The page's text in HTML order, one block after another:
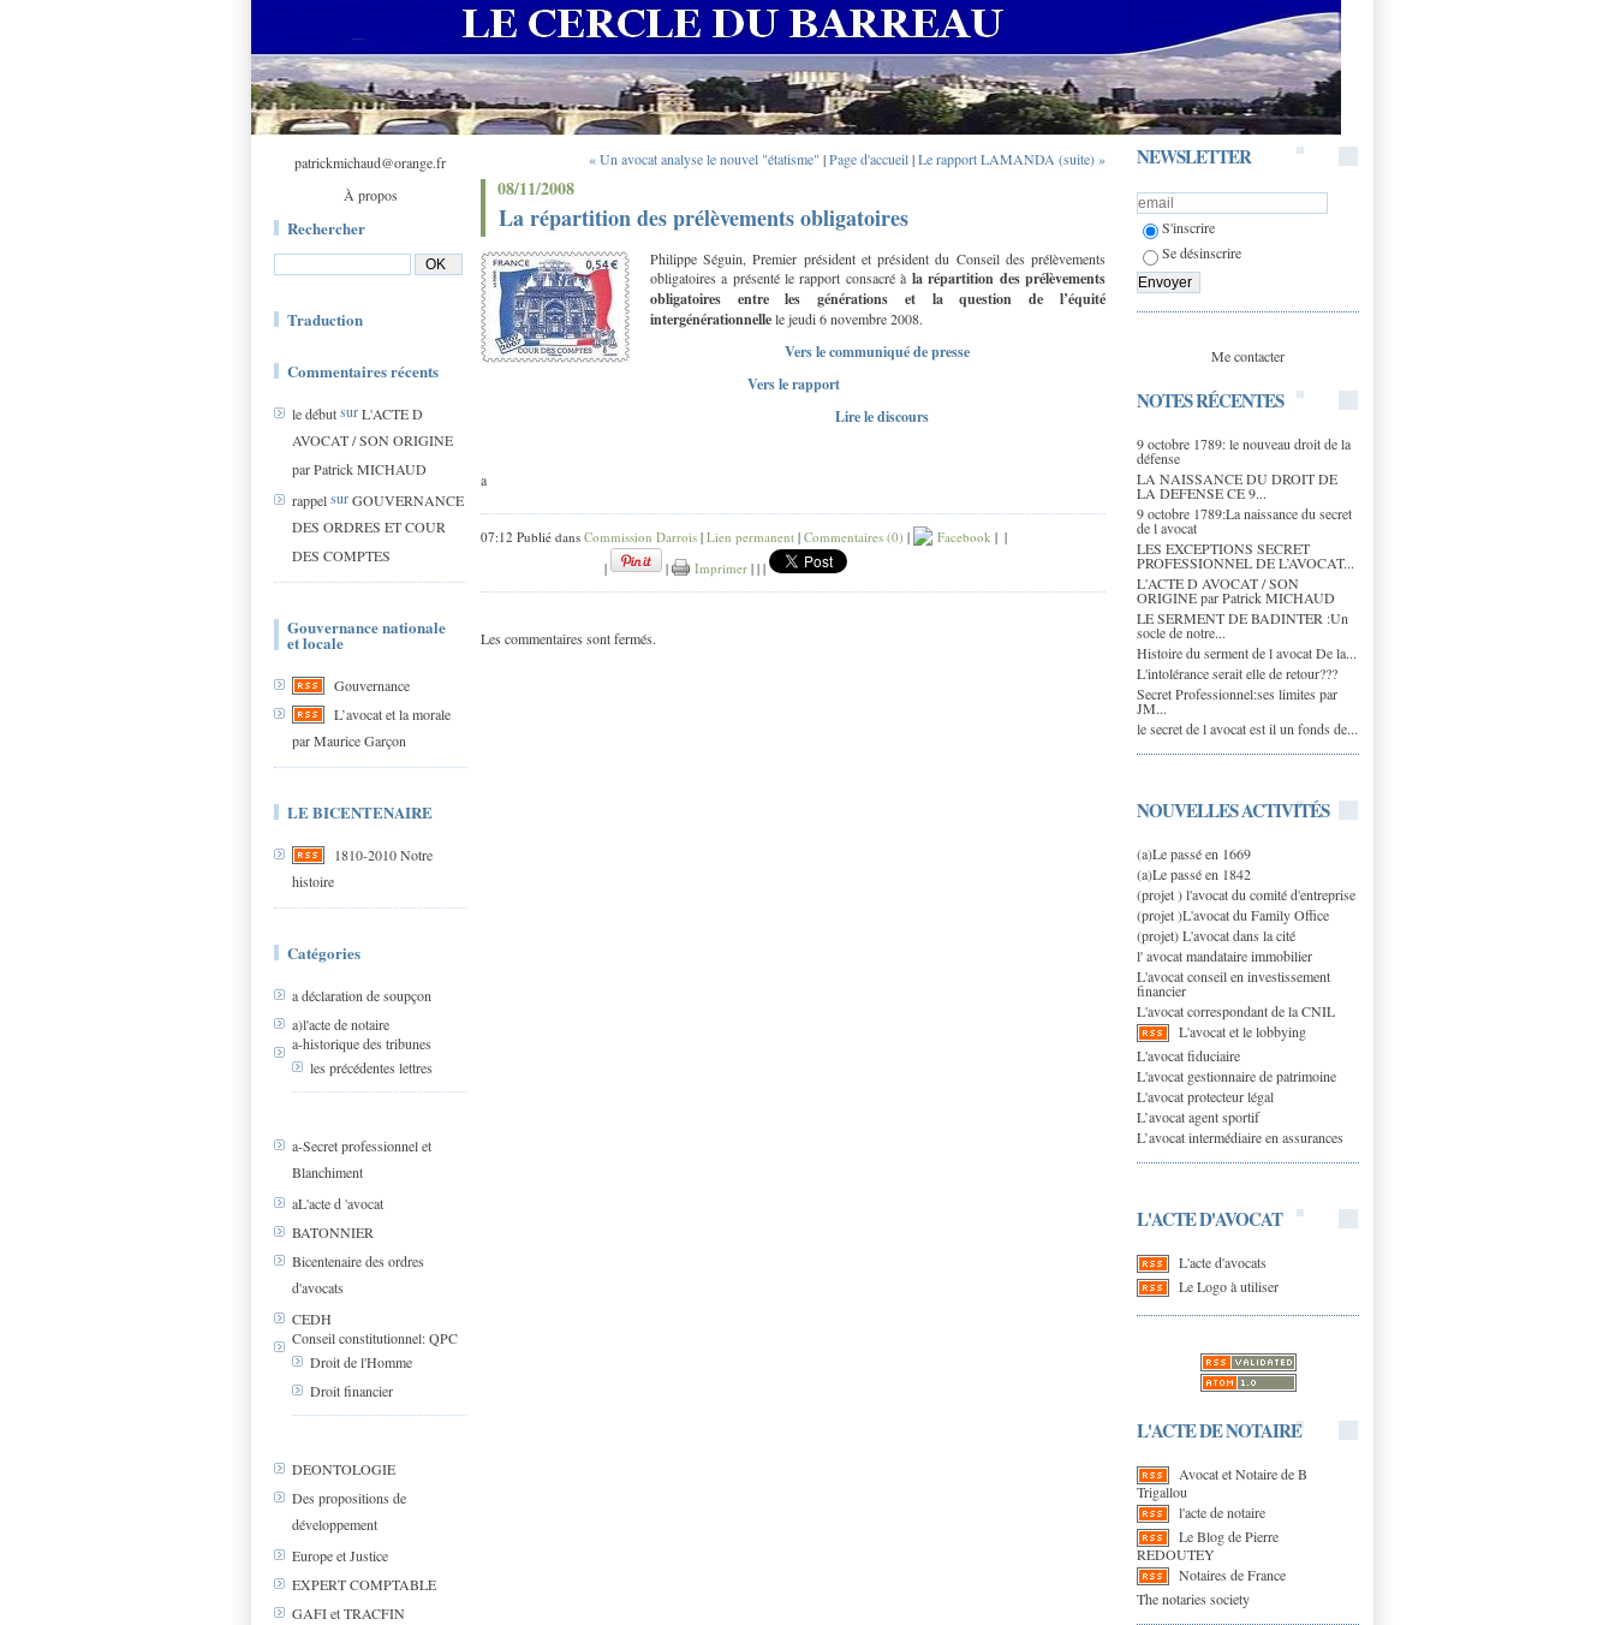
patrickmichaud@orange.fr
À propos
Rechercher
Traduction
Commentaires récents
le débutsurL'ACTE D
AVOCAT / SON ORIGINE
par Patrick MICHAUD
rappelsurGOUVERNANCE
DES ORDRES ET COUR
DES COMPTES
Gouvernance nationale
et locale
Gouvernance
L’avocat et la morale
par Maurice Garçon
LE BICENTENAIRE
1810-2010 Notre
histoire
Catégories
a déclaration de soupçon
a)l'acte de notaire
a-historique des tribunes
les précédentes lettres
a-Secret professionnel et
Blanchiment
aL'acte d 'avocat
BATONNIER
Bicentenaire des ordres
d'avocats
CEDH
Conseil constitutionnel: QPC
Droit de l'Homme
Droit financier
DEONTOLOGIE
Des propositions de
développement
Europe et Justice
EXPERT COMPTABLE
GAFI et TRACFIN
NEWSLETTER
S'inscrire
Se désinscrire
Me contacter
NOTES RÉCENTES
9 octobre 1789: le nouveau droit de la
défense
LA NAISSANCE DU DROIT DE
LA DEFENSE CE 9...
9 octobre 1789:La naissance du secret
de l avocat
LES EXCEPTIONS SECRET
PROFESSIONNEL DE L’AVOCAT...
L'ACTE D AVOCAT / SON
ORIGINE par Patrick MICHAUD
LE SERMENT DE BADINTER :Un
socle de notre...
Histoire du serment de l avocat De la...
L'intolérance serait elle de retour???
Secret Professionnel:ses limites par
JM...
le secret de l avocat est il un fonds de...
NOUVELLES ACTIVITÉS
(a)Le passé en 1669
(a)Le passé en 1842
(projet ) l'avocat du comité d'entreprise
(projet )L'avocat du Family Office
(projet) L'avocat dans la cité
l' avocat mandataire immobilier
L'avocat conseil en investissement
financier
L'avocat correspondant de la CNIL
L'avocat et le lobbying
L'avocat fiduciaire
L'avocat gestionnaire de patrimoine
L'avocat protecteur légal
L’avocat agent sportif
L’avocat intermédiaire en assurances
L'ACTE D'AVOCAT
L'acte d'avocats
Le Logo à utiliser
L'ACTE DE NOTAIRE
Avocat et Notaire de B
Trigallou
l'acte de notaire
Le Blog de Pierre
REDOUTEY
Notaires de France
The notaries society
« Un avocat analyse le nouvel "étatisme" |Page d'accueil|Le rapport LAMANDA (suite) »
08/11/2008
La répartition des prélèvements obligatoires
Philippe Séguin, Premier président et président du Conseil des prélèvements
obligatoires a présenté le rapport consacré à la répartition des prélèvements
obligatoires entre les générations et la question de l’équité
intergénérationnellele jeudi 6 novembre 2008.
Vers le communiqué de presse
Vers le rapport
Lire le discours
a
07:12 Publié dans Commission Darrois | Lien permanent | Commentaires (0) | Facebook | |
|
| Imprimer | | |
Les commentaires sont fermés.